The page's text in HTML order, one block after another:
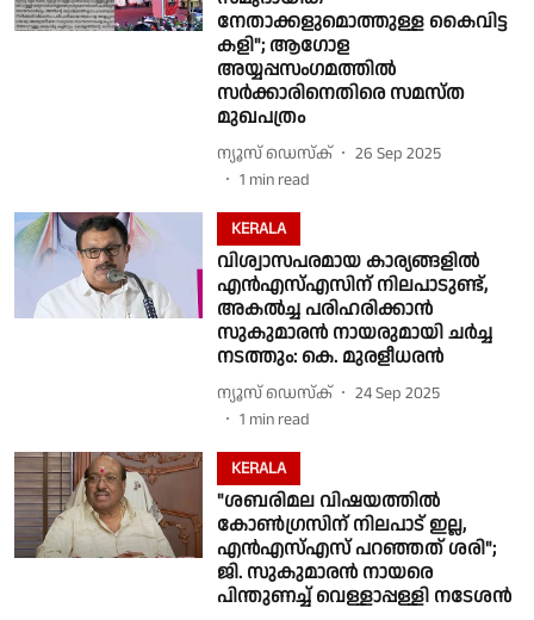
നേതാക്കളുമൊത്തുള്ള കൈവിട്ട
കളി"; ആഗോള
അയ്യപ്പസംഗമത്തിൽ
സർക്കാരിനെതിരെ സമസ്ത
മുഖപത്രം
ന്യൂസ് ഡെസ്ക്
26 Sep 2025
1 min read
KERALA
വിശ്വാസപരമായ കാര്യങ്ങളിൽ
എൻഎസ്എസിന് നിലപാടുണ്ട്,
അകൽച്ച പരിഹരിക്കാൻ
സുകുമാരൻ നായരുമായി ചർച്ച
നടത്തും: കെ. മുരളീധരൻ
ന്യൂസ് ഡെസ്ക്
24 Sep 2025
1 min read
KERALA
"ശബരിമല വിഷയത്തിൽ
കോൺഗ്രസിന് നിലപാട് ഇല്ല,
എൻഎസ്എസ് പറഞ്ഞത് ശരി";
ജി. സുകുമാരൻ നായരെ
പിന്തുണച്ച് വെള്ളാപ്പള്ളി നടേശൻ